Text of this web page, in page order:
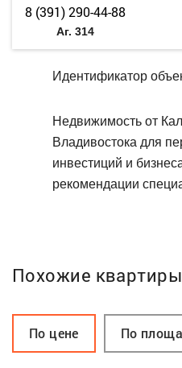
8 (391) 290-44-88
Аг. 314
Идентификатор
Недвижимость от
Владивостока для
инвестиций и
рекомендации
Похожие квартиры
По цене По